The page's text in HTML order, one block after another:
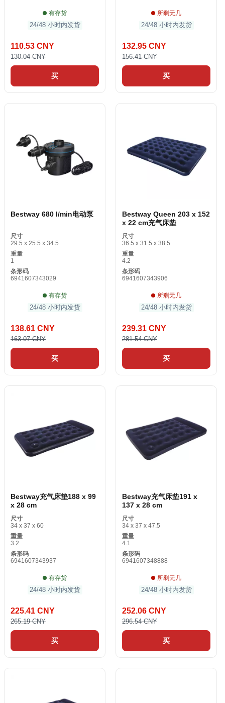
有存货
24/48 小时内发货
110.53 CNY
130.04 CNY
买
所剩无几
24/48 小时内发货
132.95 CNY
156.41 CNY
买
Bestway 680 l/min电动泵
尺寸
29.5 x 25.5 x 34.5
重量
1
条形码
6941607343029
有存货
24/48 小时内发货
138.61 CNY
163.07 CNY
买
Bestway Queen 203 x 152
x 22 cm充气床垫
尺寸
36.5 x 31.5 x 38.5
重量
4.2
条形码
6941607343906
所剩无几
24/48 小时内发货
239.31 CNY
281.54 CNY
买
Bestway充气床垫188 x 99
x 28 cm
尺寸
34 x 37 x 60
重量
3.2
条形码
6941607343937
有存货
24/48 小时内发货
225.41 CNY
265.19 CNY
买
Bestway充气床垫191 x
137 x 28 cm
尺寸
34 x 37 x 47.5
重量
4.1
条形码
6941607348888
所剩无几
24/48 小时内发货
252.06 CNY
296.54 CNY
买